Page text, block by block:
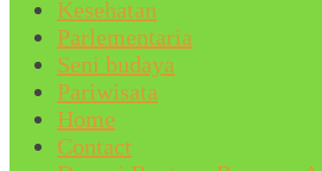
Kesehatan
Parlementaria
Seni budaya
Pariwisata
Home
Contact